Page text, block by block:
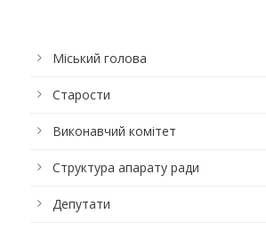
Міський голова
Старости
Виконавчий комітет
Структура апарату ради
Депутати